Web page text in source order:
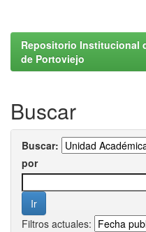
Repositorio Institucional
de Portoviejo
Buscar
Buscar:
por
Filtros actuales: